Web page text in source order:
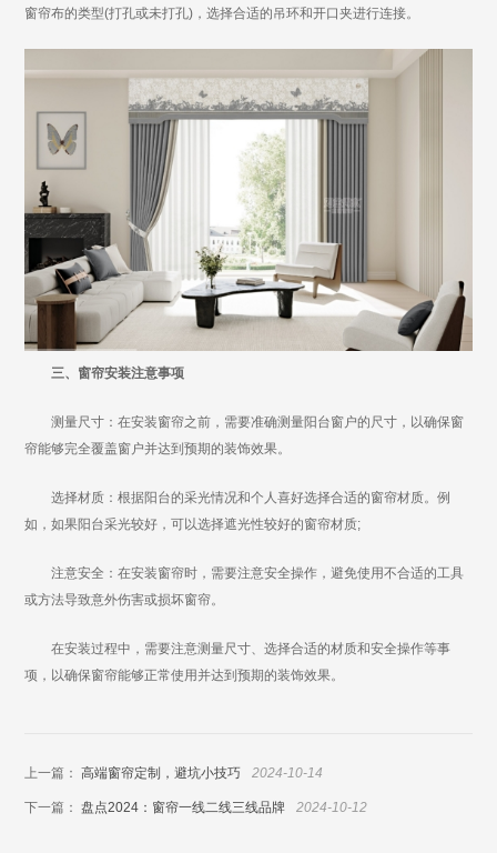
窗帘布的类型(打孔或未打孔)，选择合适的吊环和开口夹进行连接。
三、窗帘安装注意事项
测量尺寸：在安装窗帘之前，需要准确测量阳台窗户的尺寸，以确保窗
帘能够完全覆盖窗户并达到预期的装饰效果。
选择材质：根据阳台的采光情况和个人喜好选择合适的窗帘材质。例
如，如果阳台采光较好，可以选择遮光性较好的窗帘材质;
注意安全：在安装窗帘时，需要注意安全操作，避免使用不合适的工具
或方法导致意外伤害或损坏窗帘。
在安装过程中，需要注意测量尺寸、选择合适的材质和安全操作等事
项，以确保窗帘能够正常使用并达到预期的装饰效果。
上一篇：高端窗帘定制，避坑小技巧 2024-10-14
下一篇：盘点2024：窗帘一线二线三线品牌 2024-10-12